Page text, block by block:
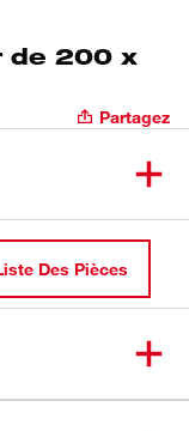
de 200 x
Partagez
Des Pièces